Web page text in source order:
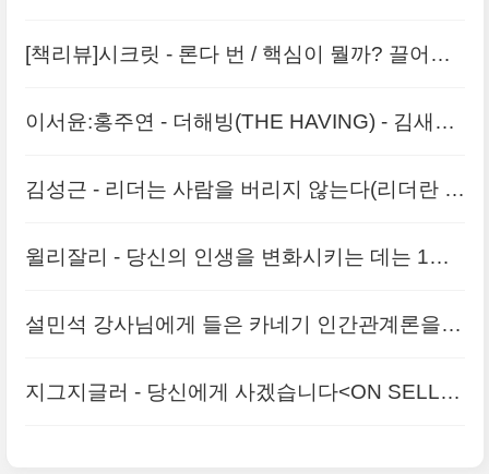
[책리뷰]시크릿 - 론다 번 / 핵심이 뭘까? 끌어당
이서윤:홍주연 - 더해빙(THE HAVING) - 김새해
김성근 - 리더는 사람을 버리지 않는다(리더란 어
윌리잘리 - 당신의 인생을 변화시키는 데는 1분
설민석 강사님에게 들은 카네기 인간관계론을
지그지글러 - 당신에게 사겠습니다<ON SELLIN